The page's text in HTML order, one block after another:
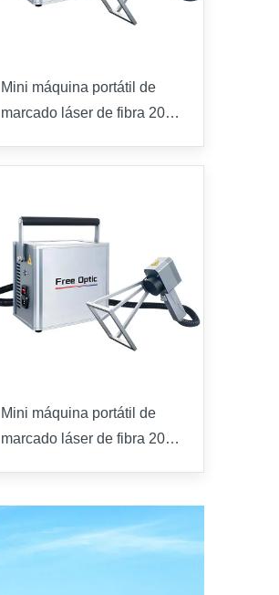
Mini máquina portátil de
marcado láser de fibra 20W
Precio directo de fábrica
Mini máquina portátil de
marcado láser de fibra 20W